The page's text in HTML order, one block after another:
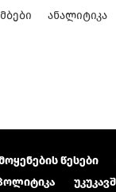
ᲐᲜᲐᲚᲘᲢᲘᲙᲐ
წესები